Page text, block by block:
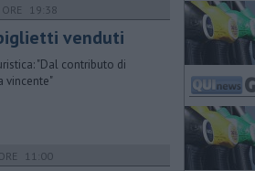
ORE 19:38
venduti
"Dal contributo di
vincente"
11:00